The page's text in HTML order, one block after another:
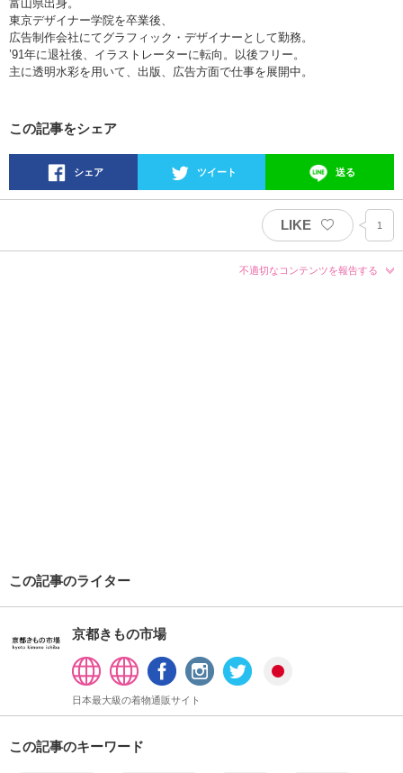
富山県出身。
東京デザイナー学院を卒業後、
広告制作会社にてグラフィック・デザイナーとして勤務。
’91年に退社後、イラストレーターに転向。以後フリー。
主に透明水彩を用いて、出版、広告方面で仕事を展開中。
この記事をシェア
シェア ツイート 送る
LIKE 1
不適切なコンテンツを報告する
この記事のライター
京都きもの市場
日本最大級の着物通販サイト
この記事のキーワード